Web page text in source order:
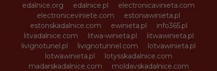
edalnice.org
edalnice.pl
electronicavinieta.com
electroniceviniete.com
estoniawinieta.pl
estonskadalnice.com
ewinieta.pl
info365.pl
litvadalnice.com
litwa-winieta.pl
litwawinieta.pl
livignotunel.pl
livignotunnel.com
lotvawinieta.pl
lotwawinieta.pl
lotysskadalnice.com
madarskadalnice.com
moldavskadalnice.com